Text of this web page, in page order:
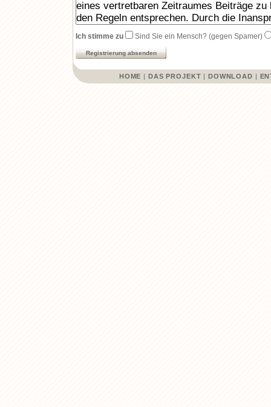
Ich stimme zu Sind Sie ein Mensch? (gegen Spamer)
HOME | DAS PROJEKT | DOWNLOAD |